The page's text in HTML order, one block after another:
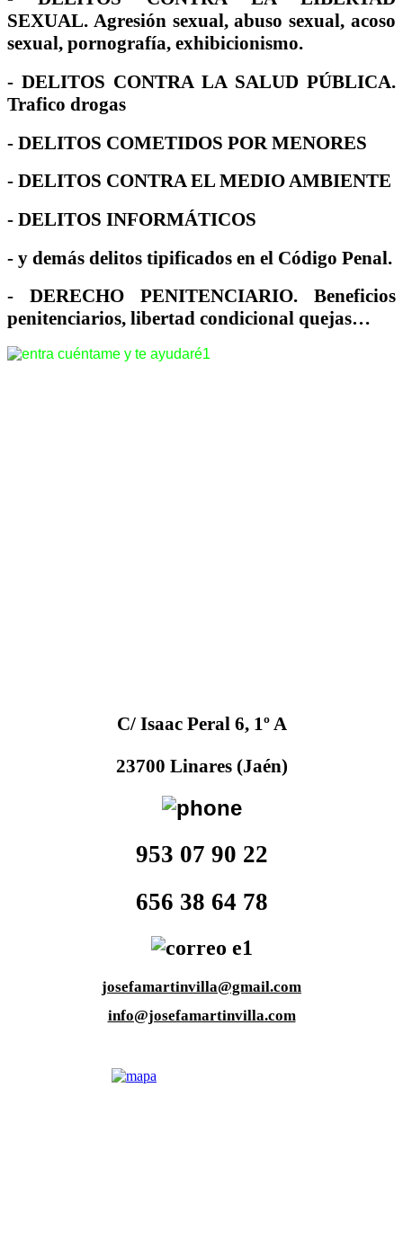
SEXUAL. Agresión sexual, abuso sexual, acoso
sexual, pornografía, exhibicionismo.
- DELITOS CONTRA LA SALUD PÚBLICA.
Trafico drogas
- DELITOS COMETIDOS POR MENORES
- DELITOS CONTRA EL MEDIO AMBIENTE
- DELITOS INFORMÁTICOS
- y demás delitos tipificados en el Código Penal.
- DERECHO PENITENCIARIO. Beneficios
penitenciarios, libertad condicional quejas…
C/ Isaac Peral 6, 1º A
23700 Linares (Jaén)
953 07 90 22
656 38 64 78
josefamartinvilla@gmail.com
info@josefamartinvilla.com